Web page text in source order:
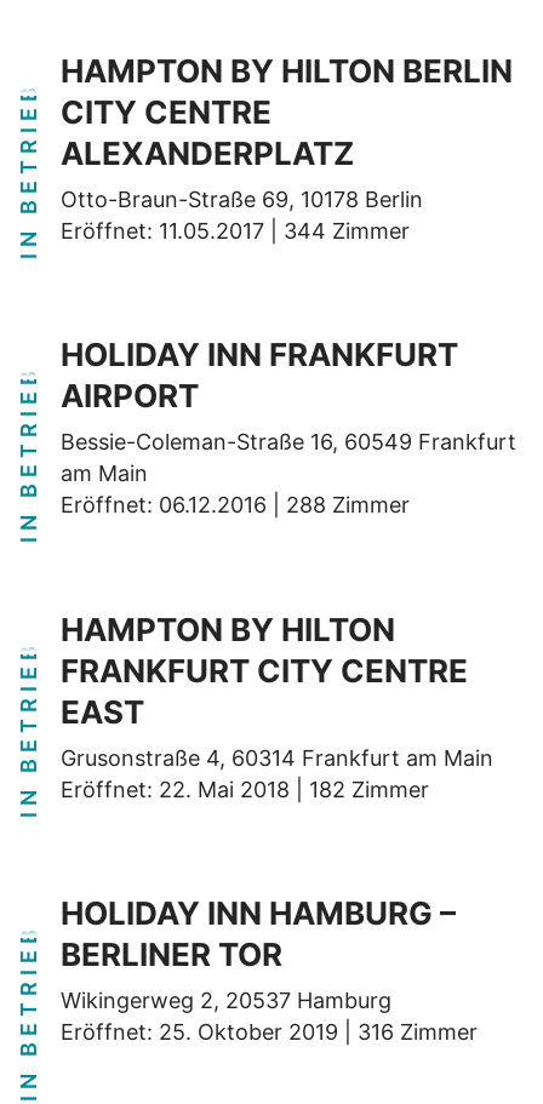
IN BETRIEB
HAMPTON BY HILTON BERLIN
CITY CENTRE
ALEXANDERPLATZ
Otto-Braun-Straße 69, 10178 Berlin
Eröffnet: 11.05.2017 | 344 Zimmer
IN BETRIEB
HOLIDAY INN FRANKFURT
AIRPORT
Bessie-Coleman-Straße 16, 60549 Frankfurt
am Main
Eröffnet: 06.12.2016 | 288 Zimmer
IN BETRIEB
HAMPTON BY HILTON
FRANKFURT CITY CENTRE
EAST
Grusonstraße 4, 60314 Frankfurt am Main
Eröffnet: 22. Mai 2018 | 182 Zimmer
IN BETRIEB
HOLIDAY INN HAMBURG –
BERLINER TOR
Wikingerweg 2, 20537 Hamburg
Eröffnet: 25. Oktober 2019 | 316 Zimmer